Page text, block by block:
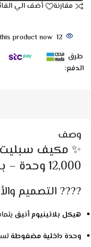
مقارنة
أضف الي
12
product now!
طرق
الدفع:
وصف
✨ مكيف سبليت
12,000 وحدة – بارد ✨
???? التصميم
هيكل بلاتينيوم أنيق
وحدة داخلية مضغوطة